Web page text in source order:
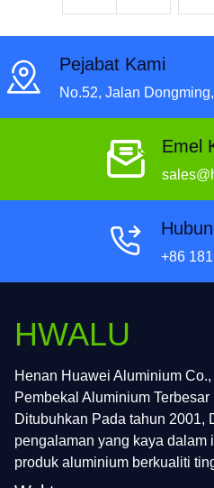
Pejabat Kami
No.52, Jalan
Emel
+86
HWALU
Henan Huawei Aluminium
Pembekal Aluminium
Ditubuhkan Pada tahun 2001,
pengalaman yang kaya dalam
produk aluminium berkualiti